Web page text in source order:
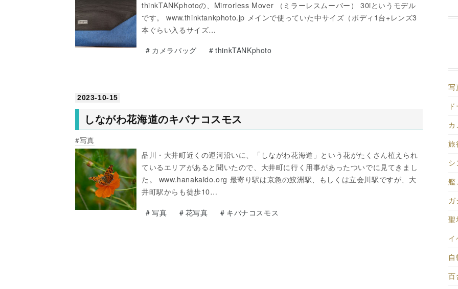
thinkTANKphotoの、Mirrorless Mover （ミラーレスムーバー） 30iというモデル
です。 www.thinktankphoto.jp メインで使っていた中サイズ（ボディ1台+レンズ3
本ぐらい入るサイズ…
# カメラバッグ # thinkTANKphoto
2023-10-15
しながわ花海道のキバナコスモス
写真
品川・大井町近くの運河沿いに、「しながわ花海道」という花がたくさん植えられ
ているエリアがあると聞いたので、大井町に行く用事があったついでに見てきまし
た。 www.hanakaido.org 最寄り駅は京急の鮫洲駅、もしくは立会川駅ですが、大
井町駅からも徒歩10…
# 写真 # 花写真 # キバナコスモス
写
カ
旅
シ
艦
ガ
聖
イ
百